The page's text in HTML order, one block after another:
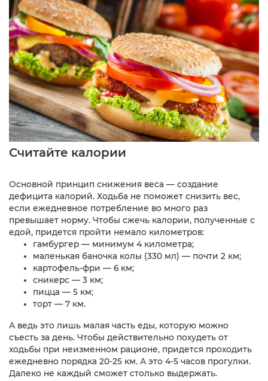
Считайте калории
Основной принцип снижения веса — создание
дефицита калорий. Ходьба не поможет снизить вес,
если ежедневное потребление во много раз
превышает норму. Чтобы сжечь калории, полученные с
едой, придется пройти немало километров:
гамбургер — минимум 4 километра;
маленькая баночка колы (330 мл) — почти 2 км;
картофель-фри — 6 км;
сникерс — 3 км;
пицца — 5 км;
торт — 7 км.
А ведь это лишь малая часть еды, которую можно
съесть за день. Чтобы действительно похудеть от
ходьбы при неизменном рационе, придется проходить
ежедневно порядка 20-25 км. А это 4-5 часов прогулки.
Далеко не каждый сможет столько выдержать.